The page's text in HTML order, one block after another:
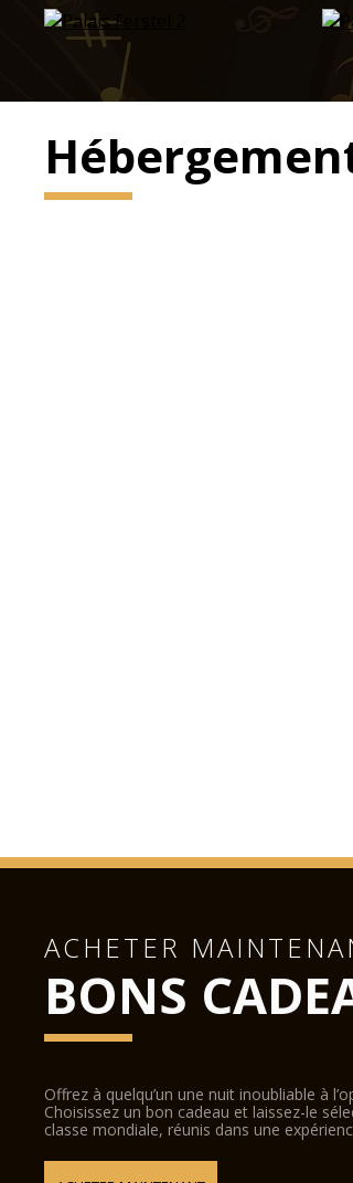
ACHETER
BONS
Offrez à quelqu’un une nuit inoubliable à
Choisissez un bon cadeau et laissez-le
classe mondiale, réunis dans une